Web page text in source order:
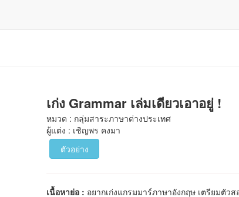
เก่ง Grammar เล่มเดียวเอาอยู่ !
หมวด : กลุ่มสาระภาษาต่างประเทศ
ผู้แต่ง : เชิญพร คงมา
ตัวอย่าง
เนื้อหาย่อ : อยากเก่งแกรมมาร์ภาษาอังกฤษ เตรียมตัว